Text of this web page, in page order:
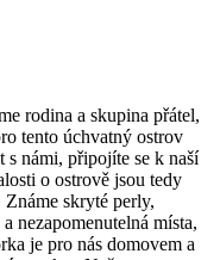
rodina a skupina přátel,
tento úchvatný ostrov
s námi, připojíte se k naší
o ostrově jsou tedy
skryté perly,
nezapomenutelná místa,
je pro nás domovem a